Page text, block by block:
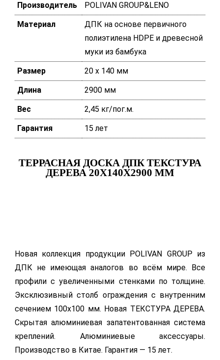
Производитель POLIVAN GROUP&LENO
Материал
ДПК на основе первичного
полиэтилена HDPE и древесной
муки из бамбука
Размер 20 х 140 мм
Длина 2900 мм
Вес 2,45 кг/пог.м.
Гарантия 15 лет
ТЕРРАСНАЯ ДОСКА ДПК ТЕКСТУРА
ДЕРЕВА 20Х140Х2900 ММ
Новая коллекция продукции POLIVAN GROUP из
ДПК не имеющая аналогов во всём мире. Все
профили с увеличенными стенками по толщине.
Эксклюзивный столб ограждения с внутренним
сечением 100х100 мм. Новая ТЕКСТУРА ДЕРЕВА.
Скрытая алюминиевая запатентованная система
креплений. Алюминиевые аксессуары.
Производство в Китае. Гарантия — 15 лет.